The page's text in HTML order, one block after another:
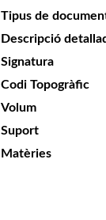
Tipus de
Descripció
Signatura
Codi Topogràfic
Volum
Suport
Matèries